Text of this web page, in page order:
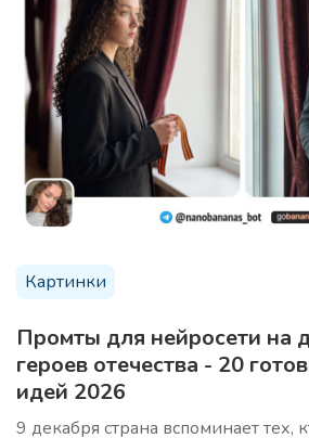
10 аргументов продать
Используя эти аргументы,
продукт вашей целевой аудитории
Анализ ниши/трендов
Картинки
Промты для нейросети на
героев отечества - 20
идей 2026
9 декабря страна вспоминает тех,